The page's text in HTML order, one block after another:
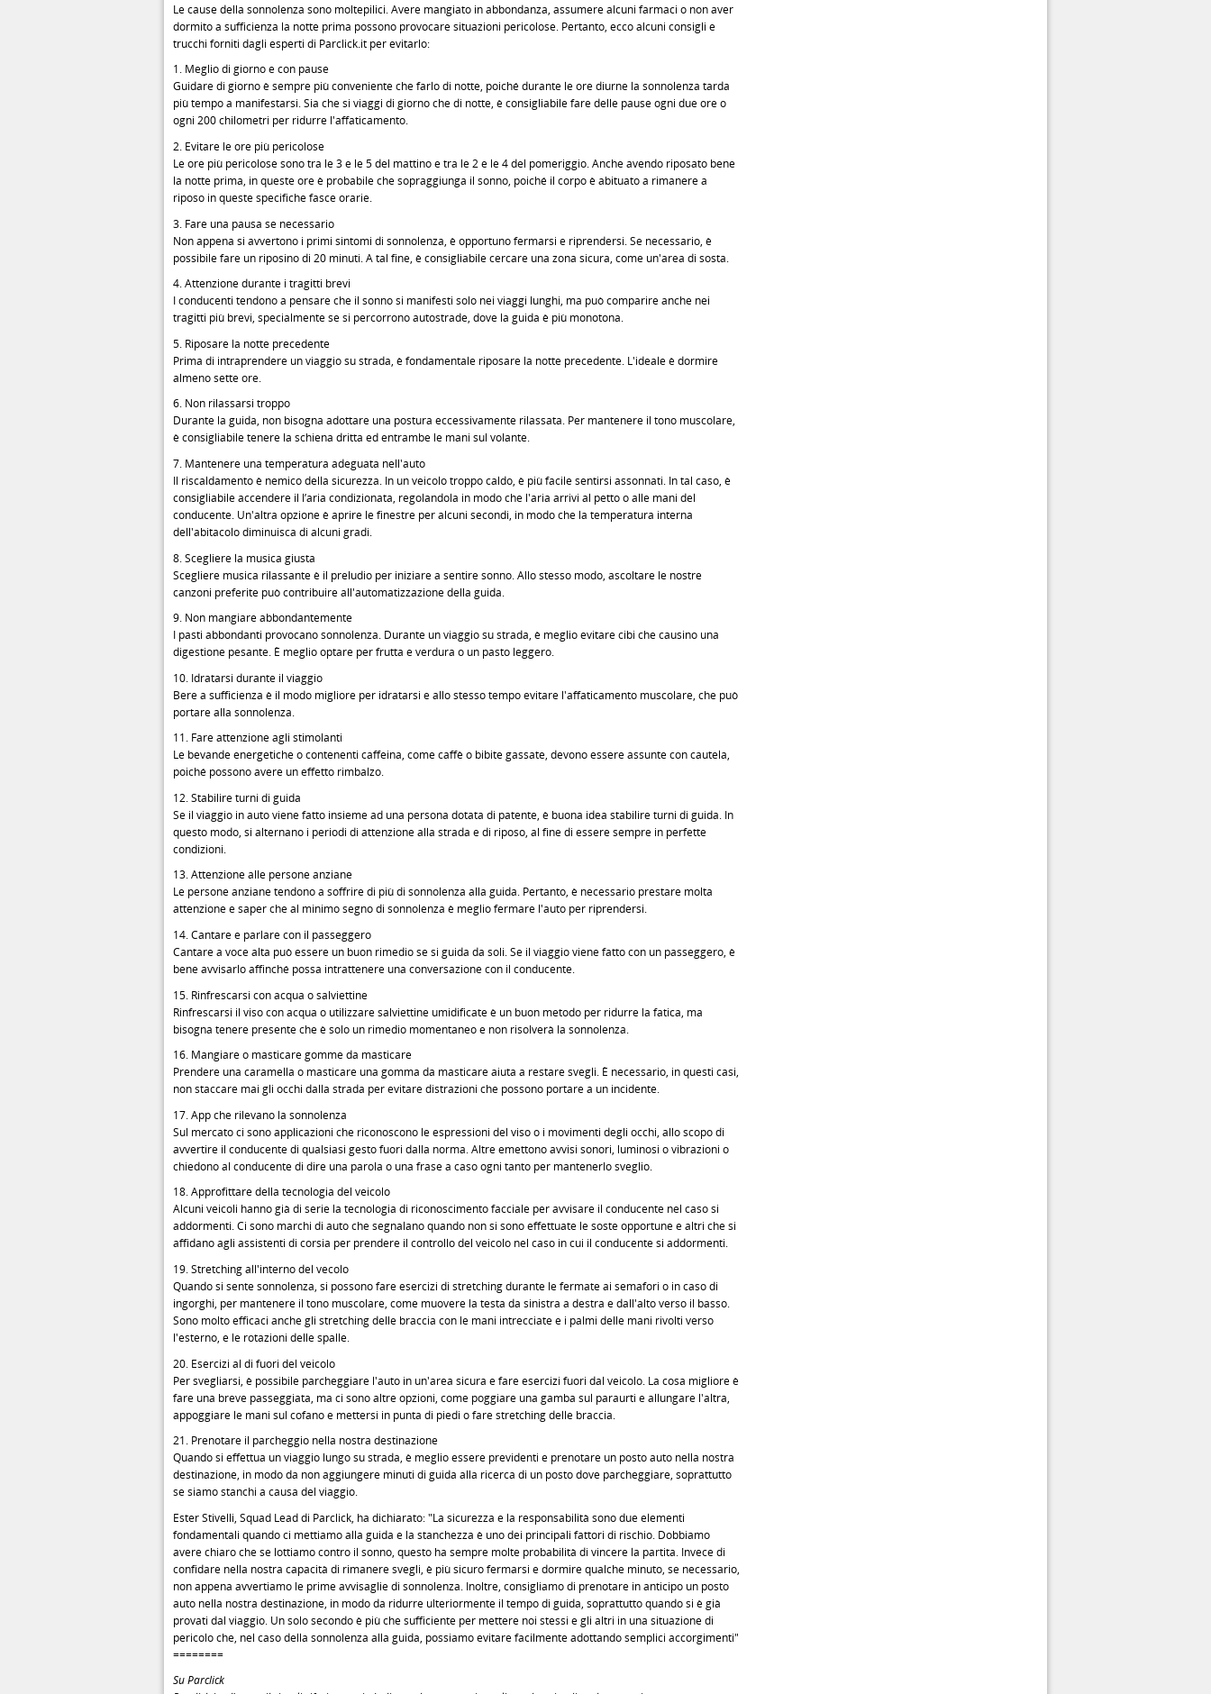
Le cause della sonnolenza sono moltepilici. Avere mangiato in abbondanza, assumere alcuni farmaci o non aver
dormito a sufficienza la notte prima possono provocare situazioni pericolose. Pertanto, ecco alcuni consigli e
trucchi forniti dagli esperti di Parclick.it per evitarlo:
1. Meglio di giorno e con pause
Guidare di giorno è sempre più conveniente che farlo di notte, poiché durante le ore diurne la sonnolenza tarda
più tempo a manifestarsi. Sia che si viaggi di giorno che di notte, è consigliabile fare delle pause ogni due ore o
ogni 200 chilometri per ridurre l'affaticamento.
2. Evitare le ore più pericolose
Le ore più pericolose sono tra le 3 e le 5 del mattino e tra le 2 e le 4 del pomeriggio. Anche avendo riposato bene
la notte prima, in queste ore è probabile che sopraggiunga il sonno, poiché il corpo è abituato a rimanere a
riposo in queste specifiche fasce orarie.
3. Fare una pausa se necessario
Non appena si avvertono i primi sintomi di sonnolenza, è opportuno fermarsi e riprendersi. Se necessario, è
possibile fare un riposino di 20 minuti. A tal fine, è consigliabile cercare una zona sicura, come un'area di sosta.
4. Attenzione durante i tragitti brevi
I conducenti tendono a pensare che il sonno si manifesti solo nei viaggi lunghi, ma può comparire anche nei
tragitti più brevi, specialmente se si percorrono autostrade, dove la guida è più monotona.
5. Riposare la notte precedente
Prima di intraprendere un viaggio su strada, è fondamentale riposare la notte precedente. L'ideale è dormire
almeno sette ore.
6. Non rilassarsi troppo
Durante la guida, non bisogna adottare una postura eccessivamente rilassata. Per mantenere il tono muscolare,
è consigliabile tenere la schiena dritta ed entrambe le mani sul volante.
7. Mantenere una temperatura adeguata nell'auto
Il riscaldamento è nemico della sicurezza. In un veicolo troppo caldo, è più facile sentirsi assonnati. In tal caso, è
consigliabile accendere il l’aria condizionata, regolandola in modo che l'aria arrivi al petto o alle mani del
conducente. Un'altra opzione è aprire le finestre per alcuni secondi, in modo che la temperatura interna
dell'abitacolo diminuisca di alcuni gradi.
8. Scegliere la musica giusta
Scegliere musica rilassante è il preludio per iniziare a sentire sonno. Allo stesso modo, ascoltare le nostre
canzoni preferite può contribuire all'automatizzazione della guida.
9. Non mangiare abbondantemente
I pasti abbondanti provocano sonnolenza. Durante un viaggio su strada, è meglio evitare cibi che causino una
digestione pesante. È meglio optare per frutta e verdura o un pasto leggero.
10. Idratarsi durante il viaggio
Bere a sufficienza è il modo migliore per idratarsi e allo stesso tempo evitare l'affaticamento muscolare, che può
portare alla sonnolenza.
11. Fare attenzione agli stimolanti
Le bevande energetiche o contenenti caffeina, come caffè o bibite gassate, devono essere assunte con cautela,
poiché possono avere un effetto rimbalzo.
12. Stabilire turni di guida
Se il viaggio in auto viene fatto insieme ad una persona dotata di patente, è buona idea stabilire turni di guida. In
questo modo, si alternano i periodi di attenzione alla strada e di riposo, al fine di essere sempre in perfette
condizioni.
13. Attenzione alle persone anziane
Le persone anziane tendono a soffrire di più di sonnolenza alla guida. Pertanto, è necessario prestare molta
attenzione e saper che al minimo segno di sonnolenza è meglio fermare l'auto per riprendersi.
14. Cantare e parlare con il passeggero
Cantare a voce alta può essere un buon rimedio se si guida da soli. Se il viaggio viene fatto con un passeggero, è
bene avvisarlo affinché possa intrattenere una conversazione con il conducente.
15. Rinfrescarsi con acqua o salviettine
Rinfrescarsi il viso con acqua o utilizzare salviettine umidificate è un buon metodo per ridurre la fatica, ma
bisogna tenere presente che è solo un rimedio momentaneo e non risolverà la sonnolenza.
16. Mangiare o masticare gomme da masticare
Prendere una caramella o masticare una gomma da masticare aiuta a restare svegli. È necessario, in questi casi,
non staccare mai gli occhi dalla strada per evitare distrazioni che possono portare a un incidente.
17. App che rilevano la sonnolenza
Sul mercato ci sono applicazioni che riconoscono le espressioni del viso o i movimenti degli occhi, allo scopo di
avvertire il conducente di qualsiasi gesto fuori dalla norma. Altre emettono avvisi sonori, luminosi o vibrazioni o
chiedono al conducente di dire una parola o una frase a caso ogni tanto per mantenerlo sveglio.
18. Approfittare della tecnologia del veicolo
Alcuni veicoli hanno già di serie la tecnologia di riconoscimento facciale per avvisare il conducente nel caso si
addormenti. Ci sono marchi di auto che segnalano quando non si sono effettuate le soste opportune e altri che si
affidano agli assistenti di corsia per prendere il controllo del veicolo nel caso in cui il conducente si addormenti.
19. Stretching all'interno del vecolo
Quando si sente sonnolenza, si possono fare esercizi di stretching durante le fermate ai semafori o in caso di
ingorghi, per mantenere il tono muscolare, come muovere la testa da sinistra a destra e dall'alto verso il basso.
Sono molto efficaci anche gli stretching delle braccia con le mani intrecciate e i palmi delle mani rivolti verso
l'esterno, e le rotazioni delle spalle.
20. Esercizi al di fuori del veicolo
Per svegliarsi, è possibile parcheggiare l'auto in un'area sicura e fare esercizi fuori dal veicolo. La cosa migliore è
fare una breve passeggiata, ma ci sono altre opzioni, come poggiare una gamba sul paraurti e allungare l'altra,
appoggiare le mani sul cofano e mettersi in punta di piedi o fare stretching delle braccia.
21. Prenotare il parcheggio nella nostra destinazione
Quando si effettua un viaggio lungo su strada, è meglio essere previdenti e prenotare un posto auto nella nostra
destinazione, in modo da non aggiungere minuti di guida alla ricerca di un posto dove parcheggiare, soprattutto
se siamo stanchi a causa del viaggio.
Ester Stivelli, Squad Lead di Parclick, ha dichiarato: "La sicurezza e la responsabilità sono due elementi
fondamentali quando ci mettiamo alla guida e la stanchezza è uno dei principali fattori di rischio. Dobbiamo
avere chiaro che se lottiamo contro il sonno, questo ha sempre molte probabilità di vincere la partita. Invece di
confidare nella nostra capacità di rimanere svegli, è più sicuro fermarsi e dormire qualche minuto, se necessario,
non appena avvertiamo le prime avvisaglie di sonnolenza. Inoltre, consigliamo di prenotare in anticipo un posto
auto nella nostra destinazione, in modo da ridurre ulteriormente il tempo di guida, soprattutto quando si è già
provati dal viaggio. Un solo secondo è più che sufficiente per mettere noi stessi e gli altri in una situazione di
pericolo che, nel caso della sonnolenza alla guida, possiamo evitare facilmente adottando semplici accorgimenti"
========
Su Parclick